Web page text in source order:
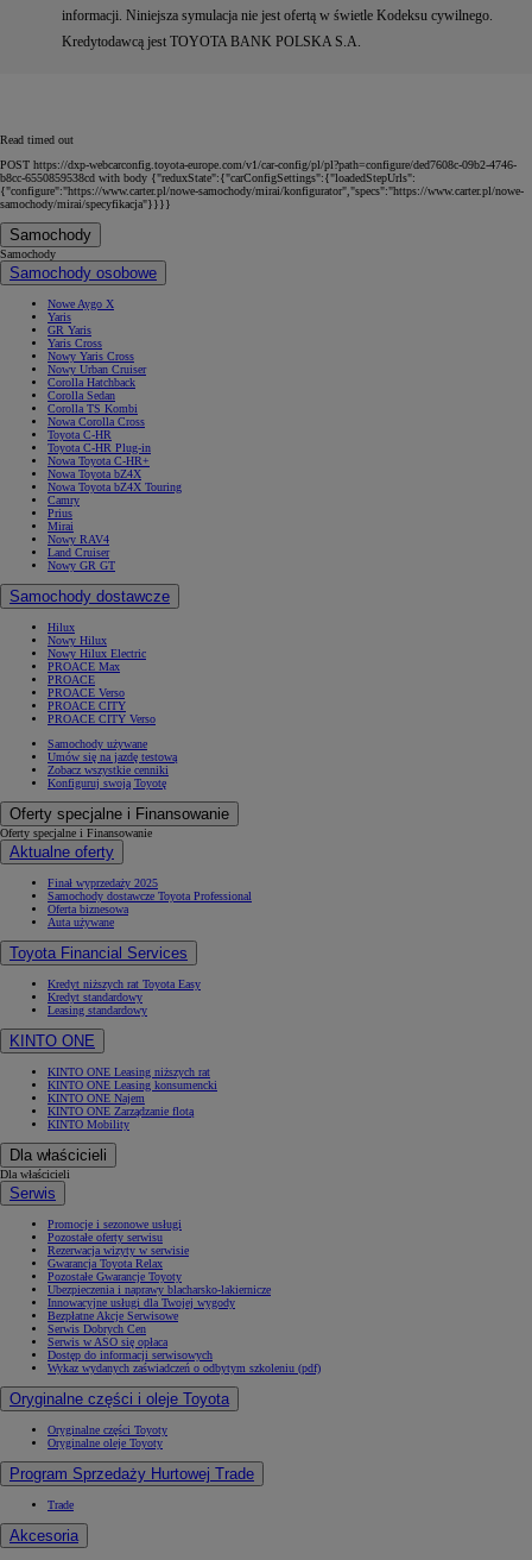
informacji. Niniejsza symulacja nie jest ofertą w świetle Kodeksu cywilnego.
Kredytodawcą jest TOYOTA BANK POLSKA S.A.
Read timed out
POST https://dxp-webcarconfig.toyota-europe.com/v1/car-config/pl/pl?path=configure/ded7608c-09b2-4746-
b8cc-6550859538cd with body {"reduxState":{"carConfigSettings":{"loadedStepUrls":
{"configure":"https://www.carter.pl/nowe-samochody/mirai/konfigurator","specs":"https://www.carter.pl/nowe-
samochody/mirai/specyfikacja"}}}}
Samochody
Samochody
Samochody osobowe
Nowe Aygo X
Yaris
GR Yaris
Yaris Cross
Nowy Yaris Cross
Nowy Urban Cruiser
Corolla Hatchback
Corolla Sedan
Corolla TS Kombi
Nowa Corolla Cross
Toyota C-HR
Toyota C-HR Plug-in
Nowa Toyota C-HR+
Nowa Toyota bZ4X
Nowa Toyota bZ4X Touring
Camry
Prius
Mirai
Nowy RAV4
Land Cruiser
Nowy GR GT
Samochody dostawcze
Hilux
Nowy Hilux
Nowy Hilux Electric
PROACE Max
PROACE
PROACE Verso
PROACE CITY
PROACE CITY Verso
Samochody używane
Umów się na jazdę testową
Zobacz wszystkie cenniki
Konfiguruj swoją Toyotę
Oferty specjalne i Finansowanie
Oferty specjalne i Finansowanie
Aktualne oferty
Finał wyprzedaży 2025
Samochody dostawcze Toyota Professional
Oferta biznesowa
Auta używane
Toyota Financial Services
Kredyt niższych rat Toyota Easy
Kredyt standardowy
Leasing standardowy
KINTO ONE
KINTO ONE Leasing niższych rat
KINTO ONE Leasing konsumencki
KINTO ONE Najem
KINTO ONE Zarządzanie flotą
KINTO Mobility
Dla właścicieli
Dla właścicieli
Serwis
Promocje i sezonowe usługi
Pozostałe oferty serwisu
Rezerwacja wizyty w serwisie
Gwarancja Toyota Relax
Pozostałe Gwarancje Toyoty
Ubezpieczenia i naprawy blacharsko-lakiernicze
Innowacyjne usługi dla Twojej wygody
Bezpłatne Akcje Serwisowe
Serwis Dobrych Cen
Serwis w ASO się opłaca
Dostęp do informacji serwisowych
Wykaz wydanych zaświadczeń o odbytym szkoleniu (pdf)
Oryginalne części i oleje Toyota
Oryginalne części Toyoty
Oryginalne oleje Toyoty
Program Sprzedaży Hurtowej Trade
Trade
Akcesoria